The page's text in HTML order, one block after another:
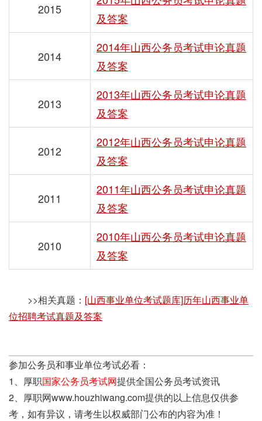
2015
及答案
2014
2014年山西公务员考试申论真题
及答案
2013
2013年山西公务员考试申论真题
及答案
2012
2012年山西公务员考试申论真题
及答案
2011
2011年山西公务员考试申论真题
及答案
2010
2010年山西公务员考试申论真题
及答案
>>相关真题： [山西事业单位考试题库]历年山西事业单
位招聘考试真题及答案
参加公务员和事业单位考试必看：
1、厚职国家公务员考试网提供全国公务员考试资讯
2、厚职网www.houzhiwang.com提供的以上信息仅供参
考，如有异议，请考生以权威部门公布的内容为准！